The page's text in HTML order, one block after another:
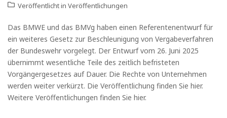
Veröffentlicht in Veröffentlichungen
Das BMWE und das BMVg haben einen Referentenentwurf für
ein weiteres Gesetz zur Beschleunigung von Vergabeverfahren
der Bundeswehr vorgelegt. Der Entwurf vom 26. Juni 2025
übernimmt wesentliche Teile des zeitlich befristeten
Vorgängergesetzes auf Dauer. Die Rechte von Unternehmen
werden weiter verkürzt. Die Veröffentlichung finden Sie hier.
Weitere Veröffentlichungen finden Sie hier.